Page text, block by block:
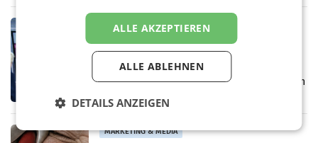
MARKETING & MEDIA
Prozess zu Warner-Übernahme erst
LOS ANGELES Die geplante Übernahme des
Hollywood-Urgesteins Warner Brothers durch
der Schwebe bleiben. Eine Richterin setzte
MARKETING & MEDIA
ALLE AKZEPTIEREN
ALLE ABLEHNEN
DETAILS ANZEIGEN